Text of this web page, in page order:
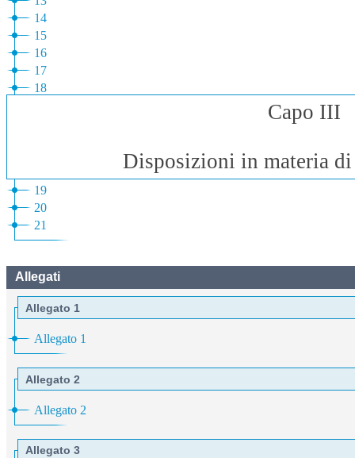
14
15
16
17
18
Capo III
Disposizioni in materia
19
20
21
Allegati
Allegato 1
Allegato 1
Allegato 2
Allegato 2
Allegato 3